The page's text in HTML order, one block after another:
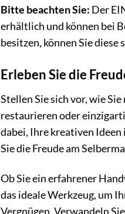
Bitte beachten Sie: Der
erhältlich und können bei
besitzen, können Sie
Erleben Sie die
Stellen Sie sich vor, wie
restaurieren oder
dabei, Ihre kreativen Ideen
Sie die Freude am
Ob Sie ein erfahrener
das ideale Werkzeug, um
Vergnügen. Verwandeln